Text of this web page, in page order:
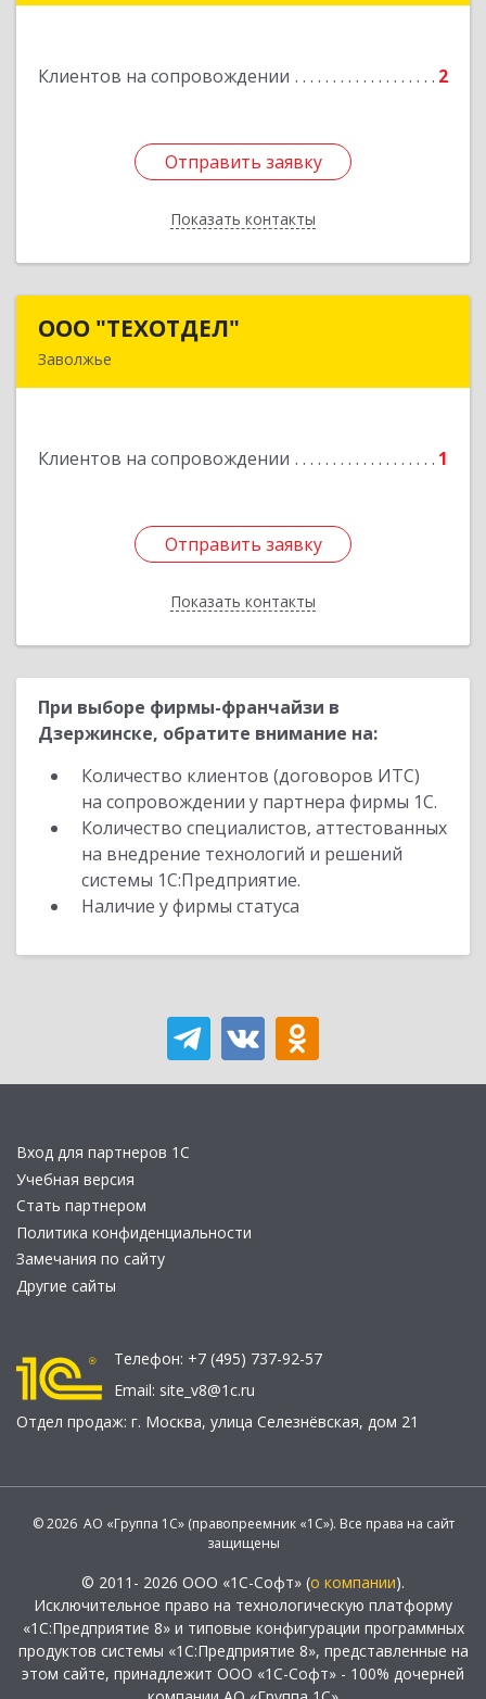
Клиентов на сопровождении 2
Отправить заявку
Показать контакты
Отправить заявку
Назад
ООО "ТЕХОТДЕЛ"
Заволжье
Клиентов на сопровождении 1
Отправить заявку
Показать контакты
Отправить заявку
Назад
При выборе фирмы-франчайзи в
Дзержинске, обратите внимание на:
Количество клиентов (договоров ИТС)
на сопровождении у партнера фирмы 1С.
Количество специалистов, аттестованных
на внедрение технологий и решений
системы 1С:Предприятие.
Наличие у фирмы статуса
Вход для партнеров 1С
Учебная версия
Стать партнером
Политика конфиденциальности
Замечания по сайту
Другие сайты
Телефон: +7 (495) 737-92-57
Email: site_v8@1c.ru
Отдел продаж: г. Москва, улица Селезнёвская, дом 21
© 2026 АО «Группа 1С» (правопреемник «1С»). Все права на сайт
защищены
© 2011- 2026 ООО «1С-Софт» (о компании).
Исключительное право на технологическую платформу
«1С:Предприятие 8» и типовые конфигурации программных
продуктов системы «1С:Предприятие 8», представленные на
этом сайте, принадлежит ООО «1С-Софт» - 100% дочерней